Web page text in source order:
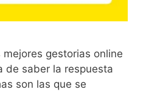
gestorias online
de saber la respuesta
son las que se